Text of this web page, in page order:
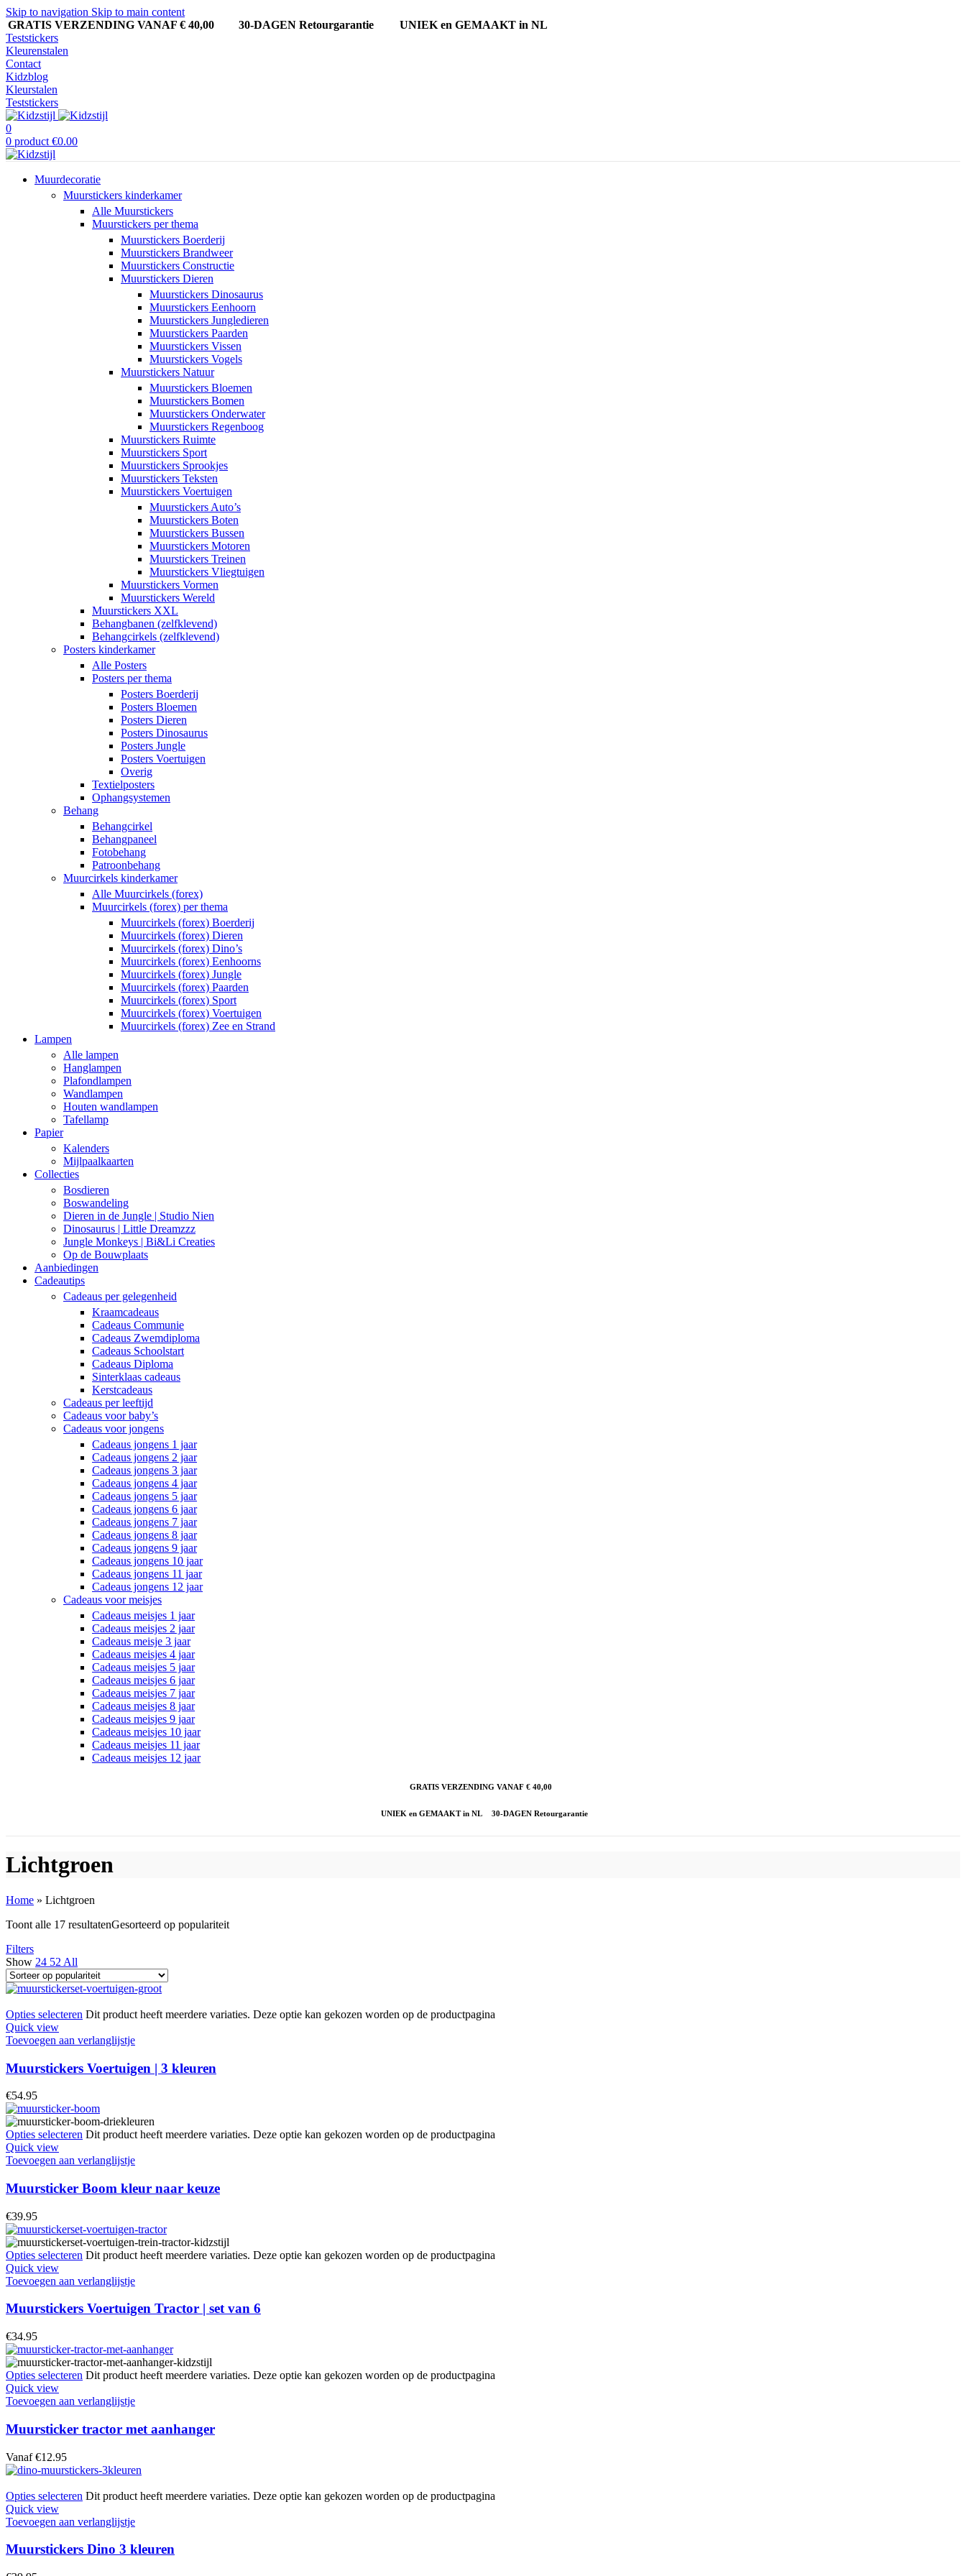
Skip to navigation Skip to main content
GRATIS VERZENDING VANAF € 40,00
30-DAGEN Retourgarantie UNIEK en GEMAAKT in NL
Teststickers
Kleurenstalen
Contact
Kidzblog
Kleurstalen
Teststickers
0
0 product €0.00
Muurdecoratie
Muurstickers kinderkamer
Alle Muurstickers
Muurstickers per thema
Muurstickers Boerderij
Muurstickers Brandweer
Muurstickers Constructie
Muurstickers Dieren
Muurstickers Dinosaurus
Muurstickers Eenhoorn
Muurstickers Jungledieren
Muurstickers Paarden
Muurstickers Vissen
Muurstickers Vogels
Muurstickers Natuur
Muurstickers Bloemen
Muurstickers Bomen
Muurstickers Onderwater
Muurstickers Regenboog
Muurstickers Ruimte
Muurstickers Sport
Muurstickers Sprookjes
Muurstickers Teksten
Muurstickers Voertuigen
Muurstickers Auto’s
Muurstickers Boten
Muurstickers Bussen
Muurstickers Motoren
Muurstickers Treinen
Muurstickers Vliegtuigen
Muurstickers Vormen
Muurstickers Wereld
Muurstickers XXL
Behangbanen (zelfklevend)
Behangcirkels (zelfklevend)
Posters kinderkamer
Alle Posters
Posters per thema
Posters Boerderij
Posters Bloemen
Posters Dieren
Posters Dinosaurus
Posters Jungle
Posters Voertuigen
Overig
Textielposters
Ophangsystemen
Behang
Behangcirkel
Behangpaneel
Fotobehang
Patroonbehang
Muurcirkels kinderkamer
Alle Muurcirkels (forex)
Muurcirkels (forex) per thema
Muurcirkels (forex) Boerderij
Muurcirkels (forex) Dieren
Muurcirkels (forex) Dino’s
Muurcirkels (forex) Eenhoorns
Muurcirkels (forex) Jungle
Muurcirkels (forex) Paarden
Muurcirkels (forex) Sport
Muurcirkels (forex) Voertuigen
Muurcirkels (forex) Zee en Strand
Lampen
Alle lampen
Hanglampen
Plafondlampen
Wandlampen
Houten wandlampen
Tafellamp
Papier
Kalenders
Mijlpaalkaarten
Collecties
Bosdieren
Boswandeling
Dieren in de Jungle | Studio Nien
Dinosaurus | Little Dreamzzz
Jungle Monkeys | Bi&Li Creaties
Op de Bouwplaats
Aanbiedingen
Cadeautips
Cadeaus per gelegenheid
Kraamcadeaus
Cadeaus Communie
Cadeaus Zwemdiploma
Cadeaus Schoolstart
Cadeaus Diploma
Sinterklaas cadeaus
Kerstcadeaus
Cadeaus per leeftijd
Cadeaus voor baby’s
Cadeaus voor jongens
Cadeaus jongens 1 jaar
Cadeaus jongens 2 jaar
Cadeaus jongens 3 jaar
Cadeaus jongens 4 jaar
Cadeaus jongens 5 jaar
Cadeaus jongens 6 jaar
Cadeaus jongens 7 jaar
Cadeaus jongens 8 jaar
Cadeaus jongens 9 jaar
Cadeaus jongens 10 jaar
Cadeaus jongens 11 jaar
Cadeaus jongens 12 jaar
Cadeaus voor meisjes
Cadeaus meisjes 1 jaar
Cadeaus meisjes 2 jaar
Cadeaus meisje 3 jaar
Cadeaus meisjes 4 jaar
Cadeaus meisjes 5 jaar
Cadeaus meisjes 6 jaar
Cadeaus meisjes 7 jaar
Cadeaus meisjes 8 jaar
Cadeaus meisjes 9 jaar
Cadeaus meisjes 10 jaar
Cadeaus meisjes 11 jaar
Cadeaus meisjes 12 jaar
GRATIS VERZENDING VANAF € 40,00
UNIEK en GEMAAKT in NL 30-DAGEN Retourgarantie
Lichtgroen
Home » Lichtgroen
Toont alle 17 resultatenGesorteerd op populariteit
Filters
Show 24 52 All
Opties selecteren Dit product heeft meerdere variaties. Deze optie kan gekozen worden op de productpagina
Quick view
Toevoegen aan verlanglijstje
Muurstickers Voertuigen | 3 kleuren
€54.95
Opties selecteren Dit product heeft meerdere variaties. Deze optie kan gekozen worden op de productpagina
Quick view
Toevoegen aan verlanglijstje
Muursticker Boom kleur naar keuze
€39.95
Opties selecteren Dit product heeft meerdere variaties. Deze optie kan gekozen worden op de productpagina
Quick view
Toevoegen aan verlanglijstje
Muurstickers Voertuigen Tractor | set van 6
€34.95
Opties selecteren Dit product heeft meerdere variaties. Deze optie kan gekozen worden op de productpagina
Quick view
Toevoegen aan verlanglijstje
Muursticker tractor met aanhanger
Vanaf €12.95
Opties selecteren Dit product heeft meerdere variaties. Deze optie kan gekozen worden op de productpagina
Quick view
Toevoegen aan verlanglijstje
Muurstickers Dino 3 kleuren